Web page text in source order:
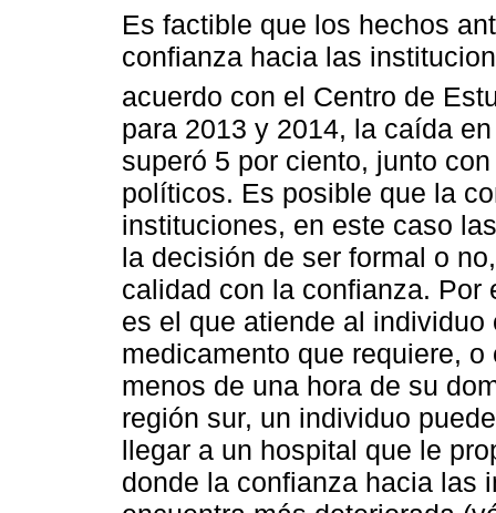
Es factible que los hechos
confianza hacia las
acuerdo con el Centro de
para 2013 y 2014, la caída
superó 5 por ciento, junto
políticos. Es posible que la
instituciones, en este caso
la decisión de ser formal o
calidad con la confianza.
es el que atiende al
medicamento que requiere,
menos de una hora de su
región sur, un individuo
llegar a un hospital que le
donde la confianza hacia las